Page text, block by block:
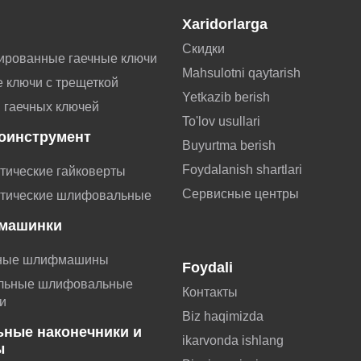
гаечные ключи
ключи с трещеткой
ключей
гайковерты
шлифовальные
шлифмашины
шлифовальные
наконечники и
Xaridorlarga
Скидки
Mahsulotni qaytarish
Yetkazib berish
To'lov usullari
Buyurtma berish
Foydalanish shartlari
Сервисные центры
Foydali
Контакты
Biz haqimizda
ikarvonda ishlang